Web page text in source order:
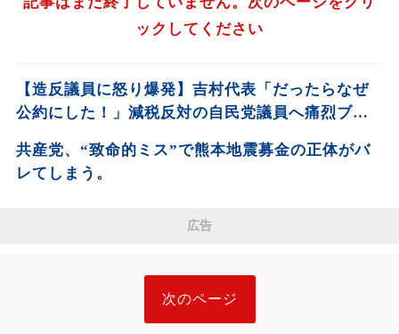
ックしてください
【造反議員に怒り爆発】吉村代表「だったらなぜ
公約にした！」減税反対の自民党議員へ痛烈ブチ
共産党、“致命的ミス”で熊本地震募金の正体がバ
レてしまう。
広告
次のページ